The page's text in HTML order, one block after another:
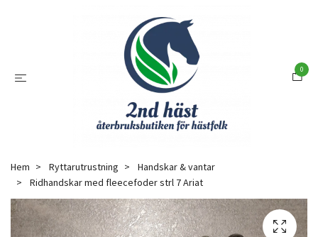
0
Hem Ryttarutrustning
Handskar & vantar
Ridhandskar med fleecefoder strl 7 Ariat